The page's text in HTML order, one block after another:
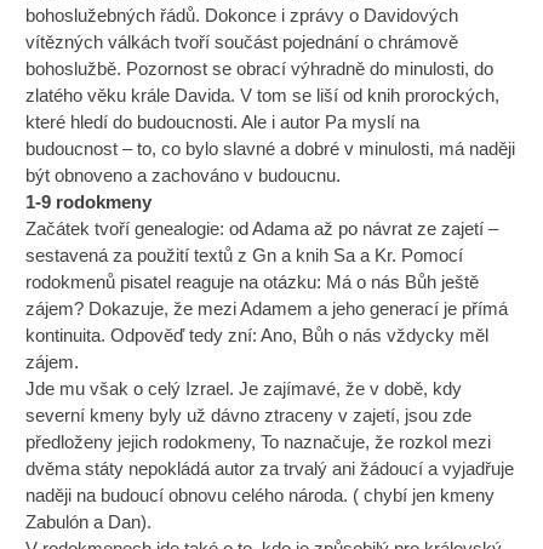
bohoslužebných řádů. Dokonce i zprávy o Davidových
vítězných válkách tvoří součást pojednání o chrámově
bohoslužbě. Pozornost se obrací výhradně do minulosti, do
zlatého věku krále Davida. V tom se liší od knih prorockých,
které hledí do budoucnosti. Ale i autor Pa myslí na
budoucnost – to, co bylo slavné a dobré v minulosti, má naději
být obnoveno a zachováno v budoucnu.
1-9 rodokmeny
Začátek tvoří genealogie: od Adama až po návrat ze zajetí –
sestavená za použití textů z Gn a knih Sa a Kr. Pomocí
rodokmenů pisatel reaguje na otázku: Má o nás Bůh ještě
zájem? Dokazuje, že mezi Adamem a jeho generací je přímá
kontinuita. Odpověď tedy zní: Ano, Bůh o nás vždycky měl
zájem.
Jde mu však o celý Izrael. Je zajímavé, že v době, kdy
severní kmeny byly už dávno ztraceny v zajetí, jsou zde
předloženy jejich rodokmeny, To naznačuje, že rozkol mezi
dvěma státy nepokládá autor za trvalý ani žádoucí a vyjadřuje
naději na budoucí obnovu celého národa. ( chybí jen kmeny
Zabulón a Dan).